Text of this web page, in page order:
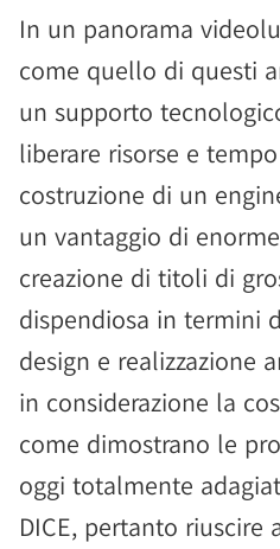
In un panorama
come quello di questi
un supporto
liberare risorse e
costruzione di un
un vantaggio di
creazione di titoli di
dispendiosa in termini
design e realizzazione
in considerazione la
come dimostrano le
oggi totalmente
DICE, pertanto riuscire